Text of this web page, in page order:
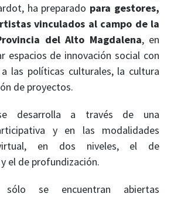
ha preparado para gestores,
vinculados al campo de la
del Alto Magdalena, en
espacios de innovación social con
las políticas culturales, la cultura
de proyectos.
desarrolla a través de una
y en las modalidades
en dos niveles, el de
el de profundización.
sólo se encuentran abiertas